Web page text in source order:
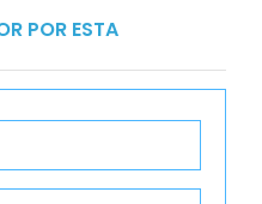
POR ESTA